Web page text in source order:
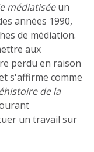
médiatisée un
années 1990,
de médiation.
aux
perdu en raison
s'affirme comme
de la
un travail sur